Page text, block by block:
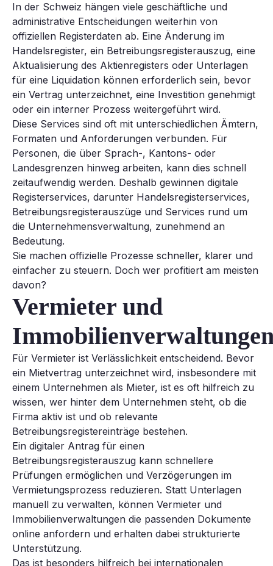
In der Schweiz hängen viele geschäftliche und
administrative Entscheidungen weiterhin von
offiziellen Registerdaten ab. Eine Änderung im
Handelsregister, ein Betreibungsregisterauszug, eine
Aktualisierung des Aktienregisters oder Unterlagen
für eine Liquidation können erforderlich sein, bevor
ein Vertrag unterzeichnet, eine Investition genehmigt
oder ein interner Prozess weitergeführt wird.
Diese Services sind oft mit unterschiedlichen Ämtern,
Formaten und Anforderungen verbunden. Für
Personen, die über Sprach-, Kantons- oder
Landesgrenzen hinweg arbeiten, kann dies schnell
zeitaufwendig werden. Deshalb gewinnen digitale
Registerservices, darunter Handelsregisterservices,
Betreibungsregisterauszüge und Services rund um
die Unternehmensverwaltung, zunehmend an
Bedeutung.
Sie machen offizielle Prozesse schneller, klarer und
einfacher zu steuern. Doch wer profitiert am meisten
davon?
Vermieter und
Für Vermieter ist Verlässlichkeit entscheidend. Bevor
ein Mietvertrag unterzeichnet wird, insbesondere mit
einem Unternehmen als Mieter, ist es oft hilfreich zu
wissen, wer hinter dem Unternehmen steht, ob die
Firma aktiv ist und ob relevante
Betreibungsregistereinträge bestehen.
Ein digitaler Antrag für einen
Betreibungsregisterauszug kann schnellere
Prüfungen ermöglichen und Verzögerungen im
Vermietungsprozess reduzieren. Statt Unterlagen
manuell zu verwalten, können Vermieter und
Immobilienverwaltungen die passenden Dokumente
online anfordern und erhalten dabei strukturierte
Unterstützung.
Das ist besonders hilfreich bei internationalen